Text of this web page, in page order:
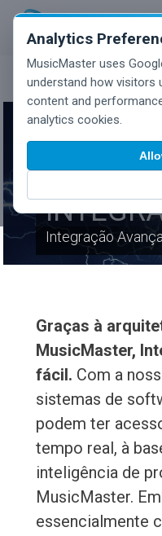
Analytics
MusicMaster uses
understand how visitors
content and
analytics cookies.
Integração
Graças à
MusicMaster,
fácil. Com a
sistemas de
podem ter
tempo real, à
inteligência de
MusicMaster.
essencialmente